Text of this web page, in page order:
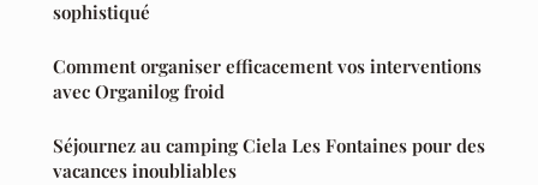
sophistiqué
Comment organiser efficacement vos interventions
avec Organilog froid
Séjournez au camping Ciela Les Fontaines pour des
vacances inoubliables